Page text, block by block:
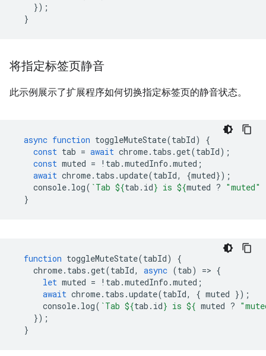
});
}
将指定标签页静音
此示例展示了扩展程序如何切换指定标签页的静音状态。
async function toggleMuteState(tabId)
{
const tab = await chrome. tabs .get(tabId);
const muted = ! tab .mutedInfo .muted ;
await chrome. tabs .update(tabId, {muted});
console. log( `Tab ${tab . id} is ${muted ? "muted"
}
function toggleMuteState(tabId)
{
chrome. tabs .get(tabId, async (tab) => {
let muted = ! tab .mutedInfo .muted ;
await chrome. tabs .update(tabId, { muted });
console. log( `Tab ${tab . id} is ${ muted ?
});
}